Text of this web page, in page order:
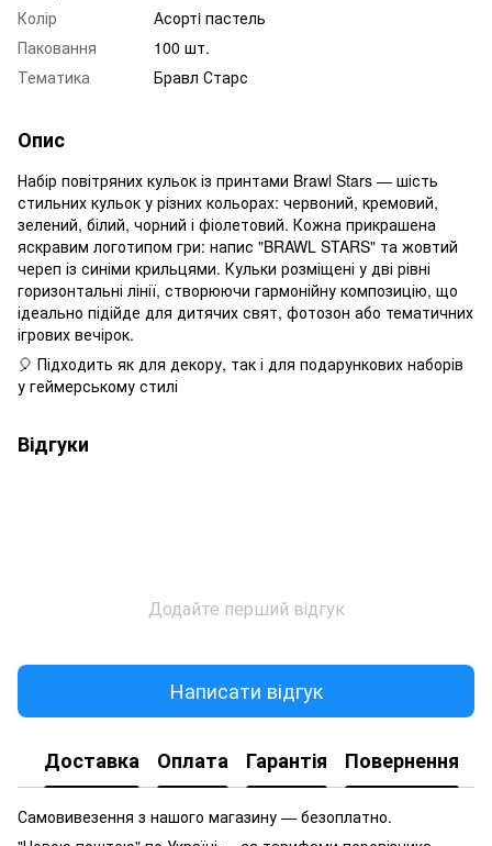
Колір
Асортi пастель
Паковання
100 шт.
Тематика
Бравл Старс
Опис
Набір повітряних кульок із принтами Brawl Stars — шість
стильних кульок у різних кольорах: червоний, кремовий,
зелений, білий, чорний і фіолетовий. Кожна прикрашена
яскравим логотипом гри: напис "BRAWL STARS" та жовтий
череп із синіми крильцями. Кульки розміщені у дві рівні
горизонтальні лінії, створюючи гармонійну композицію, що
ідеально підійде для дитячих свят, фотозон або тематичних
ігрових вечірок.
🎈 Підходить як для декору, так і для подарункових наборів
у геймерському стилі
Відгуки
Додайте перший відгук
Написати відгук
Доставка Оплата Гарантія Повернення
Самовивезення з нашого магазину — безоплатно.